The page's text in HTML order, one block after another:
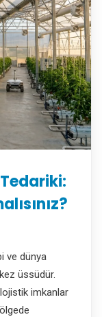
ve dünya
üssüdür.
imkanlar